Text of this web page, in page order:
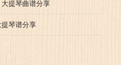
大提琴曲谱分享
琴谱分享